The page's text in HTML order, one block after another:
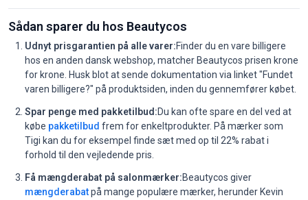
Sådan sparer du hos Beautycos
Udnyt prisgarantien på alle varer:Finder du en vare billigere
hos en anden dansk webshop, matcher Beautycos prisen krone
for krone. Husk blot at sende dokumentation via linket "Fundet
varen billigere?" på produktsiden, inden du gennemfører købet.
Spar penge med pakketilbud:Du kan ofte spare en del ved at
købe pakketilbud frem for enkeltprodukter. På mærker som
Tigi kan du for eksempel finde sæt med op til 22% rabat i
forhold til den vejledende pris.
Få mængderabat på salonmærker:Beautycos giver
mængderabatpå mange populære mærker, herunder Kevin